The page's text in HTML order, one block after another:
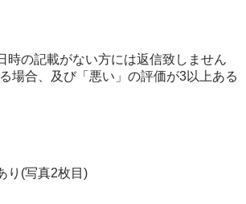
時の記載がない方には返信致しません
場合、及び「悪い」の評価が3以上ある
り(写真2枚目)